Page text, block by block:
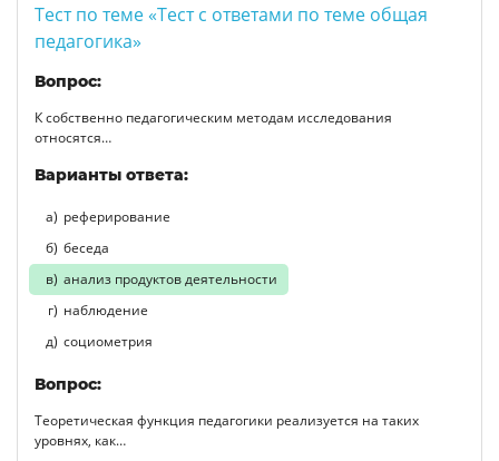
Тест по теме «Тест с ответами по теме общая
педагогика»
Вопрос:
К собственно педагогическим методам исследования
относятся…
Варианты ответа:
реферирование
беседа
анализ продуктов деятельности
наблюдение
социометрия
Вопрос:
Теоретическая функция педагогики реализуется на таких
уровнях, как…